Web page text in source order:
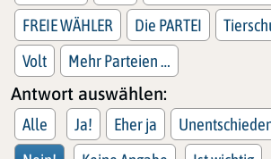
FREIE WÄHLER
Die PARTEI
Volt
Mehr Parteien …
Antwort auswählen:
Alle Ja! Eher ja